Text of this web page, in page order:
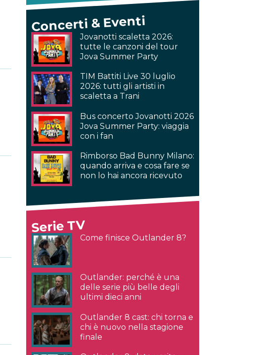
Concerti & Eventi
Jovanotti scaletta 2026:
tutte le canzoni del tour
Jova Summer Party
TIM Battiti Live 30 luglio
2026: tutti gli artisti in
scaletta a Trani
Bus concerto Jovanotti 2026
Jova Summer Party: viaggia
con i fan
Rimborso Bad Bunny Milano:
quando arriva e cosa fare se
non lo hai ancora ricevuto
Serie TV
Come finisce Outlander 8?
Outlander: perché è una
delle serie più belle degli
ultimi dieci anni
Outlander 8 cast: chi torna e
chi è nuovo nella stagione
finale